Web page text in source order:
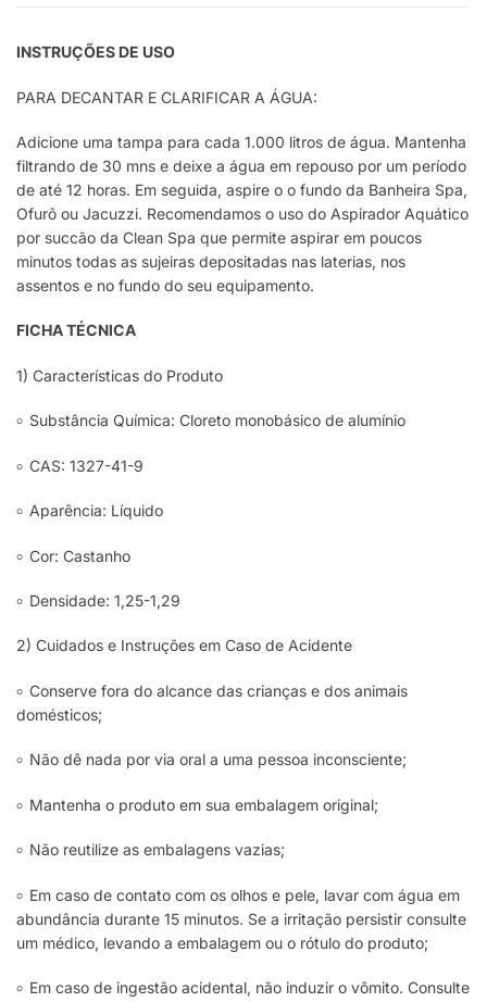
INSTRUÇÕES DE USO
PARA DECANTAR E CLARIFICAR A ÁGUA:
Adicione uma tampa para cada 1.000 litros de água. Mantenha
filtrando de 30 mns e deixe a água em repouso por um período
de até 12 horas. Em seguida, aspire o o fundo da Banheira Spa,
Ofurô ou Jacuzzi. Recomendamos o uso do Aspirador Aquático
por succão da Clean Spa que permite aspirar em poucos
minutos todas as sujeiras depositadas nas laterias, nos
assentos e no fundo do seu equipamento.
FICHA TÉCNICA
1) Características do Produto
৹ Substância Química: Cloreto monobásico de alumínio
৹ CAS: 1327-41-9
৹ Aparência: Líquido
৹ Cor: Castanho
৹ Densidade: 1,25-1,29
2) Cuidados e Instruções em Caso de Acidente
৹ Conserve fora do alcance das crianças e dos animais
domésticos;
৹ Não dê nada por via oral a uma pessoa inconsciente;
৹ Mantenha o produto em sua embalagem original;
৹ Não reutilize as embalagens vazias;
৹ Em caso de contato com os olhos e pele, lavar com água em
abundância durante 15 minutos. Se a irritação persistir consulte
um médico, levando a embalagem ou o rótulo do produto;
৹ Em caso de ingestão acidental, não induzir o vômito. Consulte